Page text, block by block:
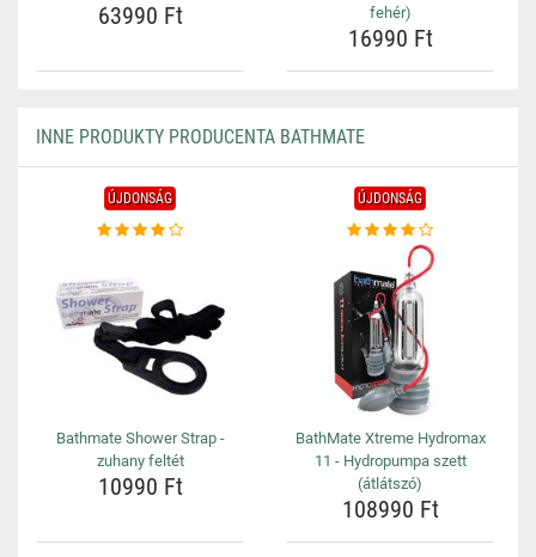
63990 Ft
fehér)
16990 Ft
INNE PRODUKTY PRODUCENTA BATHMATE
ÚJDONSÁG
Bathmate Shower Strap -
zuhany feltét
10990 Ft
ÚJDONSÁG
BathMate Xtreme Hydromax
11 - Hydropumpa szett
(átlátszó)
108990 Ft